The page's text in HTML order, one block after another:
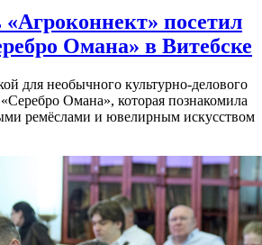
«Агроконнект» посетил
Омана» в Витебске
для необычного культурно-делового
Омана», которая познакомила
ремёслами и ювелирным искусством